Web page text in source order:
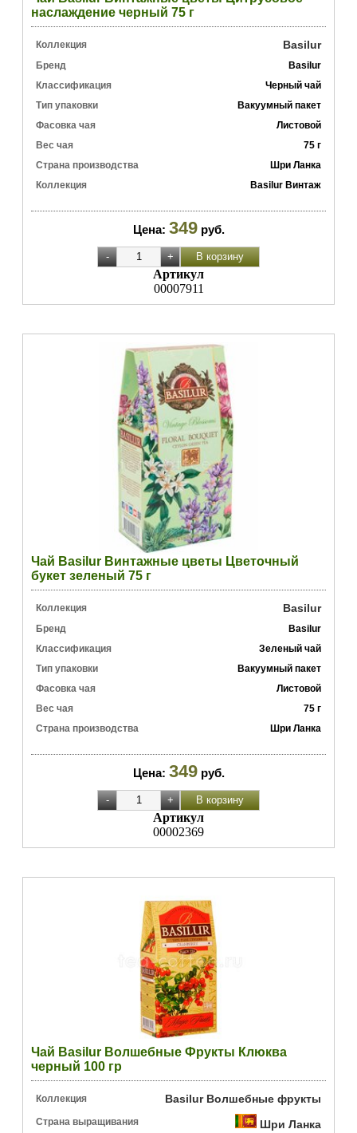
наслаждение черный 75 г
Коллекция Basilur
Бренд
Basilur
Классификация
Черный чай
Тип упаковки
Вакуумный пакет
Фасовка чая
Листовой
Вес чая
75 г
Страна производства
Шри Ланка
Коллекция
Basilur Винтаж
Цена: 349 руб.
Артикул
00007911
Чай Basilur Винтажные цветы Цветочный
букет зеленый 75 г
Коллекция Basilur
Бренд
Basilur
Классификация
Зеленый чай
Тип упаковки
Вакуумный пакет
Фасовка чая
Листовой
Вес чая
75 г
Страна производства
Шри Ланка
Цена: 349 руб.
Артикул
00002369
Чай Basilur Волшебные Фрукты Клюква
черный 100 гр
Коллекция Basilur Волшебные фрукты
Страна выращивания Шри Ланка